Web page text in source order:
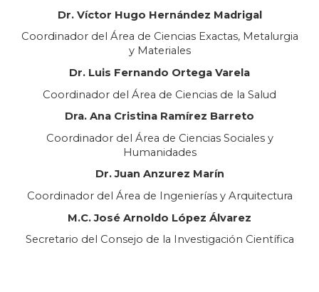
Dr. Víctor Hugo Hernández Madrigal
Coordinador del Área de Ciencias Exactas, Metalurgia
y Materiales
Dr. Luis Fernando Ortega Varela
Coordinador del Área de Ciencias de la Salud
Dra. Ana Cristina Ramírez Barreto
Coordinador del Área de Ciencias Sociales y
Humanidades
Dr.Juan Anzurez Marín
Coordinador del Área de Ingenierías y Arquitectura
M.C. José Arnoldo López Álvarez
Secretario del Consejo de la Investigación Científica